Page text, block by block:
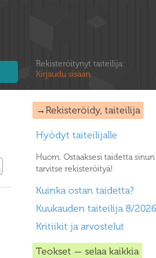
Rekisteröitynyt taiteilija:
Kirjaudu sisään
→Rekisteröidy, taiteilija
Hyödyt taiteilijalle
Huom. Ostaaksesi taidetta sinun
tarvitse rekisteröityä!
Kuinka ostan taidetta?
Kuukauden taiteilija 8/2026
Kritiikit ja arvostelut
Teokset — selaa kaikkia